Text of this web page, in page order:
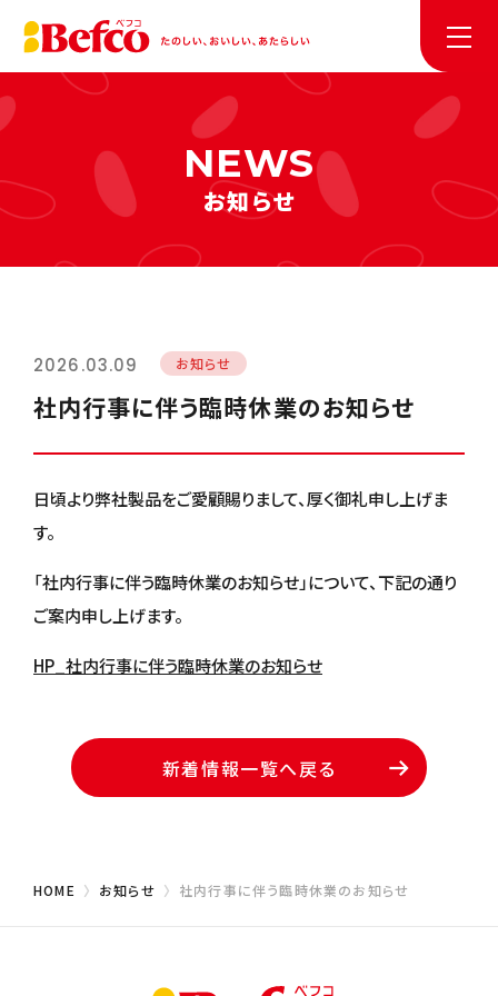
お知らせ
2026.03.09 お知らせ
社内行事に伴う臨時休業のお知らせ
日頃より弊社製品をご愛顧賜りまして、厚く御礼申し上げま
す。
「社内行事に伴う臨時休業のお知らせ」について、下記の通り
ご案内申し上げます。
HP_社内行事に伴う臨時休業のお知らせ
新着情報一覧へ戻る
HOME お知らせ 社内行事に伴う臨時休業のお知らせ